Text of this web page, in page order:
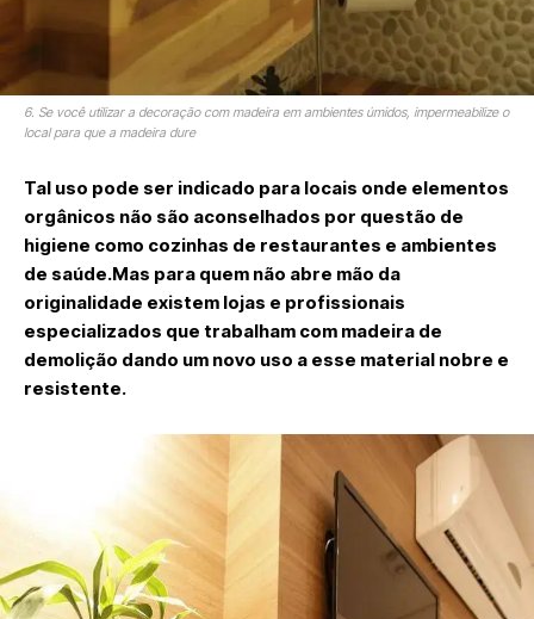
6. Se você utilizar a decoração com madeira em ambientes úmidos, impermeabilize o
local para que a madeira dure
Tal uso pode ser indicado para locais onde elementos
orgânicos não são aconselhados por questão de
higiene como cozinhas de restaurantes e ambientes
de saúde.Mas para quem não abre mão da
originalidade existem lojas e profissionais
especializados que trabalham com madeira de
demolição dando um novo uso a esse material nobre e
resistente.